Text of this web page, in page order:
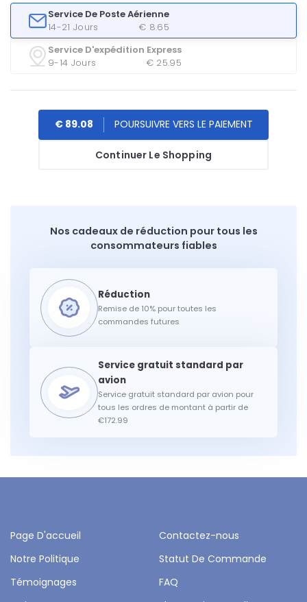
Service De Poste Aérienne
14-21 Jours
€ 8.65
Service D'expédition Express
9-14 Jours
€ 25.95
Continuer Le Shopping
€ 89.08
Nos cadeaux de réduction pour tous les
consommateurs fiables
Remise de 10% pour toutes les
commandes futures
Service gratuit standard par avion pour
tous les ordres de montant à partir de
€172.99
Page D'accueil
Contactez-nous
Notre Politique
Statut De Commande
Témoignages
FAQ